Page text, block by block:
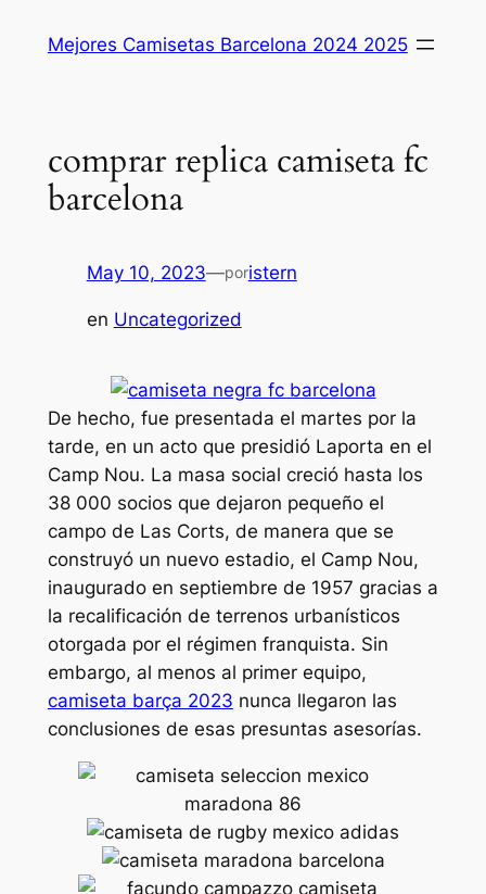
Mejores Camisetas Barcelona 2024 2025
comprar replica camiseta fc
barcelona
May 10, 2023—poristern
en Uncategorized
De hecho, fue presentada el martes por la
tarde, en un acto que presidió Laporta en el
Camp Nou. La masa social creció hasta los
38 000 socios que dejaron pequeño el
campo de Las Corts, de manera que se
construyó un nuevo estadio, el Camp Nou,
inaugurado en septiembre de 1957 gracias a
la recalificación de terrenos urbanísticos
otorgada por el régimen franquista. Sin
embargo, al menos al primer equipo,
camiseta barça 2023 nunca llegaron las
conclusiones de esas presuntas asesorías.